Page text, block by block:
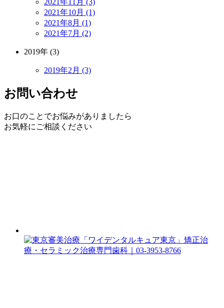
2021年10月 (1)
2021年8月 (1)
2021年7月 (2)
2019年 (3)
2019年2月 (3)
お問い合わせ
お口のことでお悩みがありましたら
お気軽にご相談ください